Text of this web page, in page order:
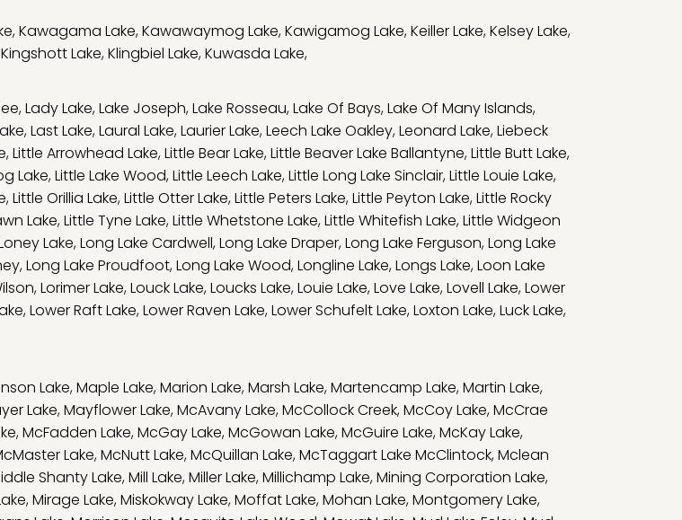
,Kawagama Lake,Kawawaymog Lake,Kawigamog Lake,Keiller Lake,Kelsey Lake,
Kingshott Lake,Klingbiel Lake,Kuwasda Lake,
,Lady Lake,Lake Joseph,Lake Rosseau,Lake Of Bays,Lake Of Many Islands,
,Last Lake,Laural Lake,Laurier Lake,Leech Lake Oakley,Leonard Lake,Liebeck
,Little Arrowhead Lake,Little Bear Lake,Little Beaver Lake Ballantyne,Little Butt Lake,
Lake,Little Lake Wood,Little Leech Lake,Little Long Lake Sinclair,Little Louie Lake,
,Little Orillia Lake,Little Otter Lake,Little Peters Lake,Little Peyton Lake,Little Rocky
Lake,Little Tyne Lake,Little Whetstone Lake,Little Whitefish Lake,Little Widgeon
Lake,Long Lake Cardwell,Long Lake Draper,Long Lake Ferguson,Long Lake
,Long Lake Proudfoot,Long Lake Wood,Longline Lake,Longs Lake,Loon Lake
,Lorimer Lake,Louck Lake,Loucks Lake,Louie Lake,Love Lake,Lovell Lake,Lower
,Lower Raft Lake,Lower Raven Lake,Lower Schufelt Lake,Loxton Lake,Luck Lake,
Lake,Maple Lake,Marion Lake,Marsh Lake,Martencamp Lake,Martin Lake,
Lake,Mayflower Lake,McAvany Lake,McCollock Creek,McCoy Lake,McCrae
,McFadden Lake,McGay Lake,McGowan Lake,McGuire Lake,McKay Lake,
Lake,McNutt Lake,McQuillan Lake,McTaggart Lake McClintock,Mclean
Shanty Lake,Mill Lake,Miller Lake,Millichamp Lake,Mining Corporation Lake,
,Mirage Lake,Miskokway Lake,Moffat Lake,Mohan Lake,Montgomery Lake,